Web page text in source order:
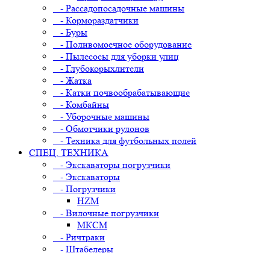
- Рассадопосадочные машины
- Кормораздатчики
- Буры
- Поливомоечное оборудование
- Пылесосы для уборки улиц
- Глубокорыхлители
- Жатка
- Катки почвообрабатывающие
- Комбайны
- Уборочные машины
- Обмотчики рулонов
- Техника для футбольных полей
СПЕЦ. ТЕХНИКА
- Экскаваторы погрузчики
- Экскаваторы
- Погрузчики
HZM
- Вилочные погрузчики
МКСМ
- Ричтраки
- Штабелеры